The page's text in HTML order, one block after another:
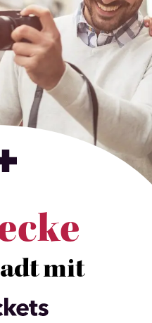
mit